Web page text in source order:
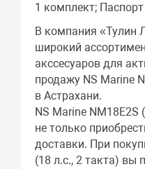
1 комплект;
В компания «Тулин
широкий
акссесуаров для
продажу NS Marine
в Астрахани.
NS Marine
не только
доставки. При
(18 л.с., 2 такта) вы